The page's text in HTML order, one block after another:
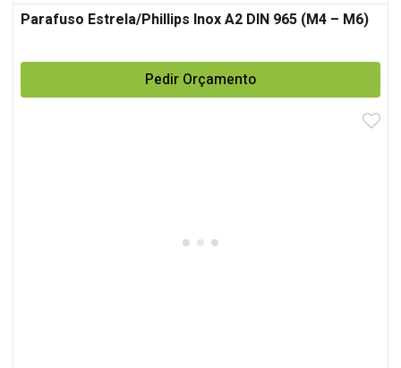
Parafuso Estrela/Phillips Inox A2 DIN 965 (M4 – M6)
Pedir Orçamento